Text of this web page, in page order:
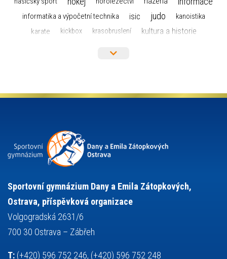
informatika a výpočetní technika isic judo
kanoistika
karate
kickbox krasobruslení
kultura a historie
olympiáda dětí a mládeže organizace plavání
snowboarding
sportovní gymnastika sportovní lezení
stolní tenis střelba
teorie sportovní přípravy
tělesná výchova
událost
volejbal
vybavení vysvědčení vzpírání
výuka všesportovní výcvikový kurz
základy společenských věd
Sportovní gymnázium Dany a Emila Zátopkových,
Ostrava, příspěvková organizace
Volgogradská 2631/6
700 30 Ostrava – Zábřeh
T: (+420) 596 752 246, (+420) 596 752 248